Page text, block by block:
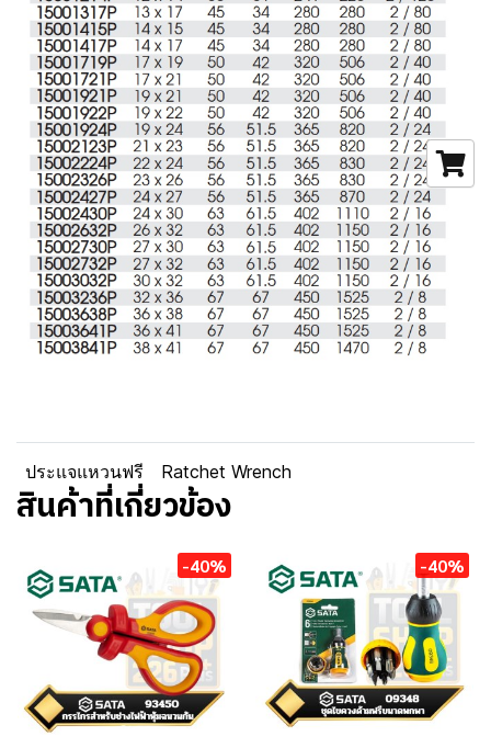
ประแจแหวนฟรี Ratchet Wrench
สินค้าที่เกี่ยวข้อง
-40% -40%